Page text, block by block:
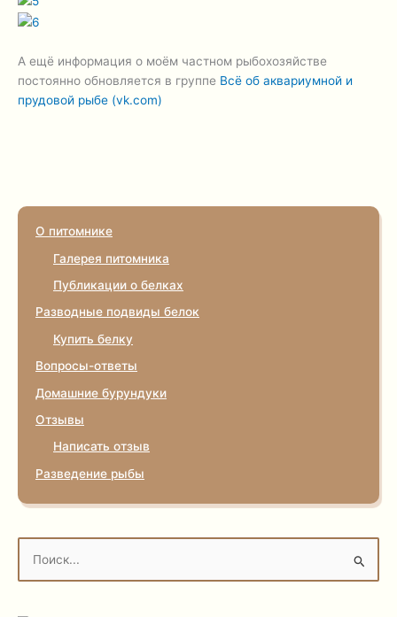
О питомнике
Галерея питомника
Публикации о белках
Разводные подвиды белок
Купить белку
Вопросы-ответы
Домашние бурундуки
Отзывы
Написать отзыв
Разведение рыбы
А ещё информация о моём частном рыбохозяйстве
постоянно обновляется в группе Всё об аквариумной и
прудовой рыбе (vk.com)